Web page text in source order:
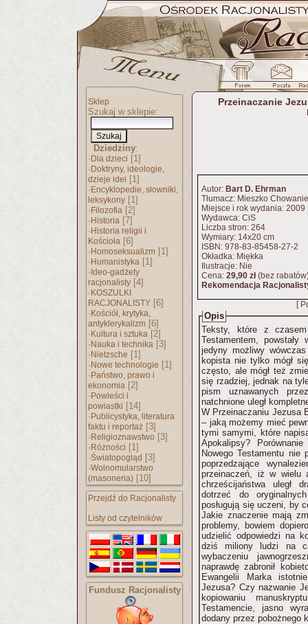
Sklep
Szukaj w sklepie:
Dziedziny:
· Dla dzieci [1]
· Doktryny, ideologie,
dzieje idei [1]
· Encyklopedie, słowniki,
leksykony [1]
· Filozofia [2]
· Historia [7]
· Historia religii i
Kościoła [6]
· Homoseksualizm [1]
· Humanistyka [1]
· Ideo-gadżety
racjonalisty [4]
· KOSZULKI
RACJONALISTY [6]
· Kościół, krytyka,
antyklerykalizm [6]
· Kultura i sztuka [2]
· Nauka i technika [3]
· Nietzsche [1]
· Nowe technologie [1]
· Państwo, prawo i
ekonomia [2]
· Powieści i
powiastki [14]
· Publicystyka, literatura
faktu i reportaż [3]
· Religioznawstwo [3]
· Różności [1]
·Światopogląd [3]
·Wolnomularstwo
(masoneria) [10]
Przejdź do Racjonalisty
Listy od czytelników
Fundusz Racjonalisty
Przeinaczanie
Autor: Bart D. Ehrman
Tłumacz: Mieszko
Miejsce i rok wydania: 2009
Wydawca: CiS
Liczba stron: 264
Wymiary: 14x20 cm
ISBN: 978-83-85458-27-2
Okładka: Miękka
Ilustracje: Nie
Cena: 29,90 zł(bez
Rekomendacja
[
Opis
Teksty, które z
Testamentem,
jedyny możliwy
kopista nie tylko mógł
często, ale mógł też
się rzadziej, jednak na
pism uznawanych
natchnione uległ
W Przeinaczaniu Jezusa
– jaką możemy mieć
tymi samymi, które
Apokalipsy?
Nowego Testamentu nie
poprzedzające
przeinaczeń, iż w wielu
chrześcijaństwa uległ
dotrzeć do
posługują się uczeni, by
Jakie znaczenie mają
problemy, bowiem
udzielić odpowiedzi na
dziś miliony ludzi na
wybaczeniu
naprawdę zabronił
Ewangelii Marka
Jezusa? Czy nazwanie
kopiowaniu
Testamencie, jasno
dodany przez pobożnego